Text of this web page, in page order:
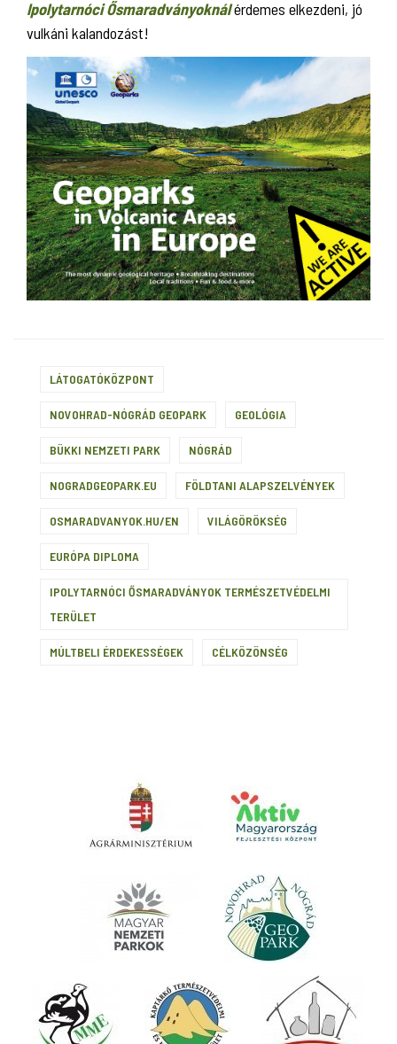
Ipolytarnóci Ősmaradványoknálérdemes elkezdeni, jó
vulkáni kalandozást!
LÁTOGATÓKÖZPONT
NOVOHRAD-NÓGRÁD GEOPARK GEOLÓGIA
BÜKKI NEMZETI PARK NÓGRÁD
NOGRADGEOPARK.EU FÖLDTANI ALAPSZELVÉNYEK
OSMARADVANYOK.HU/EN VILÁGÖRÖKSÉG
EURÓPA DIPLOMA
IPOLYTARNÓCI ŐSMARADVÁNYOK TERMÉSZETVÉDELMI
TERÜLET
MÚLTBELI ÉRDEKESSÉGEK CÉLKÖZÖNSÉG